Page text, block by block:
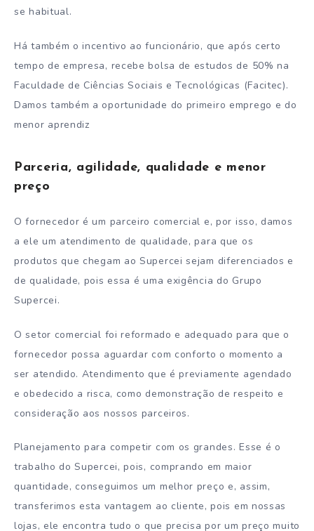
se habitual.
Há também o incentivo ao funcionário, que após certo
tempo de empresa, recebe bolsa de estudos de 50% na
Faculdade de Ciências Sociais e Tecnológicas (Facitec).
Damos também a oportunidade do primeiro emprego e do
menor aprendiz
Parceria, agilidade, qualidade e menor
preço
O fornecedor é um parceiro comercial e, por isso, damos
a ele um atendimento de qualidade, para que os
produtos que chegam ao Supercei sejam diferenciados e
de qualidade, pois essa é uma exigência do Grupo
Supercei.
O setor comercial foi reformado e adequado para que o
fornecedor possa aguardar com conforto o momento a
ser atendido. Atendimento que é previamente agendado
e obedecido a risca, como demonstração de respeito e
consideração aos nossos parceiros.
Planejamento para competir com os grandes. Esse é o
trabalho do Supercei, pois, comprando em maior
quantidade, conseguimos um melhor preço e, assim,
transferimos esta vantagem ao cliente, pois em nossas
lojas, ele encontra tudo o que precisa por um preço muito